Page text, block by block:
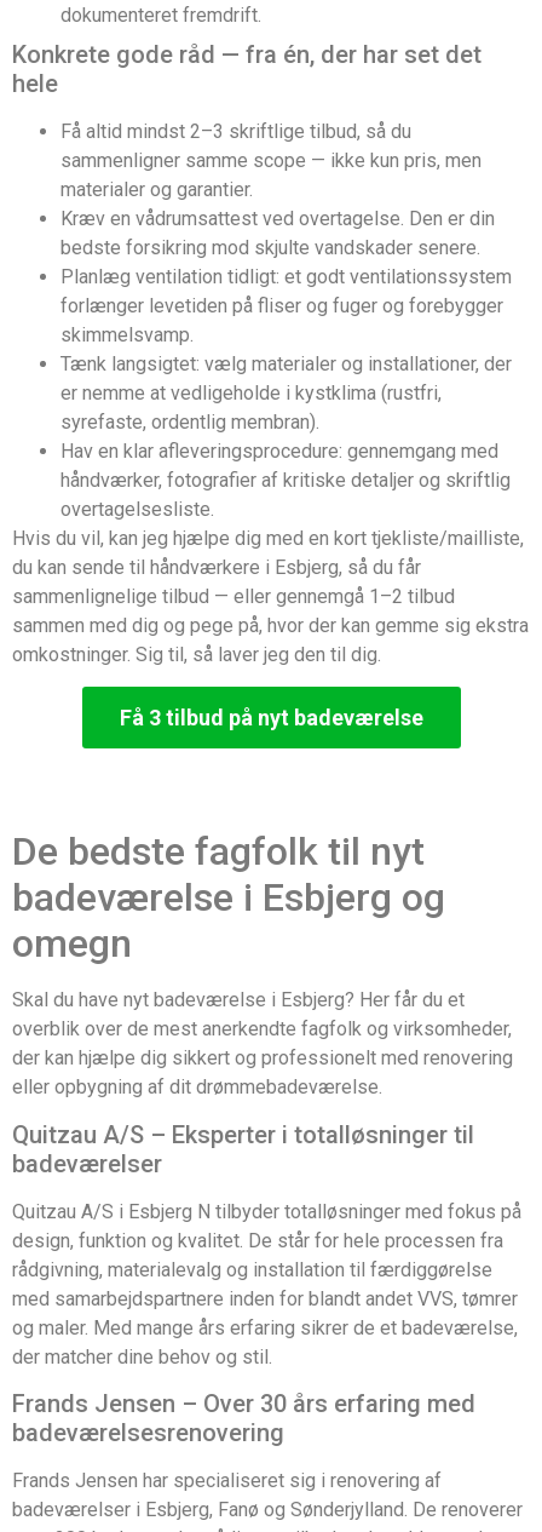
dokumenteret fremdrift.
Konkrete gode råd — fra én, der har set det
hele
Få altid mindst 2–3 skriftlige tilbud, så du
sammenligner samme scope — ikke kun pris, men
materialer og garantier.
Kræv en vådrumsattest ved overtagelse. Den er din
bedste forsikring mod skjulte vandskader senere.
Planlæg ventilation tidligt: et godt ventilationssystem
forlænger levetiden på fliser og fuger og forebygger
skimmelsvamp.
Tænk langsigtet: vælg materialer og installationer, der
er nemme at vedligeholde i kystklima (rustfri,
syrefaste, ordentlig membran).
Hav en klar afleveringsprocedure: gennemgang med
håndværker, fotografier af kritiske detaljer og skriftlig
overtagelsesliste.
Hvis du vil, kan jeg hjælpe dig med en kort tjekliste/mailliste,
du kan sende til håndværkere i Esbjerg, så du får
sammenlignelige tilbud — eller gennemgå 1–2 tilbud
sammen med dig og pege på, hvor der kan gemme sig ekstra
omkostninger. Sig til, så laver jeg den til dig.
Få 3 tilbud på nyt badeværelse
De bedste fagfolk til nyt
badeværelse i Esbjerg og
omegn
Skal du have nyt badeværelse i Esbjerg? Her får du et
overblik over de mest anerkendte fagfolk og virksomheder,
der kan hjælpe dig sikkert og professionelt med renovering
eller opbygning af dit drømmebadeværelse.
Quitzau A/S – Eksperter i totalløsninger til
badeværelser
Quitzau A/S i Esbjerg N tilbyder totalløsninger med fokus på
design, funktion og kvalitet. De står for hele processen fra
rådgivning, materialevalg og installation til færdiggørelse
med samarbejdspartnere inden for blandt andet VVS, tømrer
og maler. Med mange års erfaring sikrer de et badeværelse,
der matcher dine behov og stil.
Frands Jensen – Over 30 års erfaring med
badeværelsesrenovering
Frands Jensen har specialiseret sig i renovering af
badeværelser i Esbjerg, Fanø og Sønderjylland. De renoverer